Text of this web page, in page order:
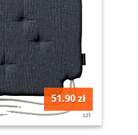
51.90 zł
szt